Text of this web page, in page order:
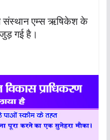
संस्थान एम्स ऋषिकेश के
गई है।